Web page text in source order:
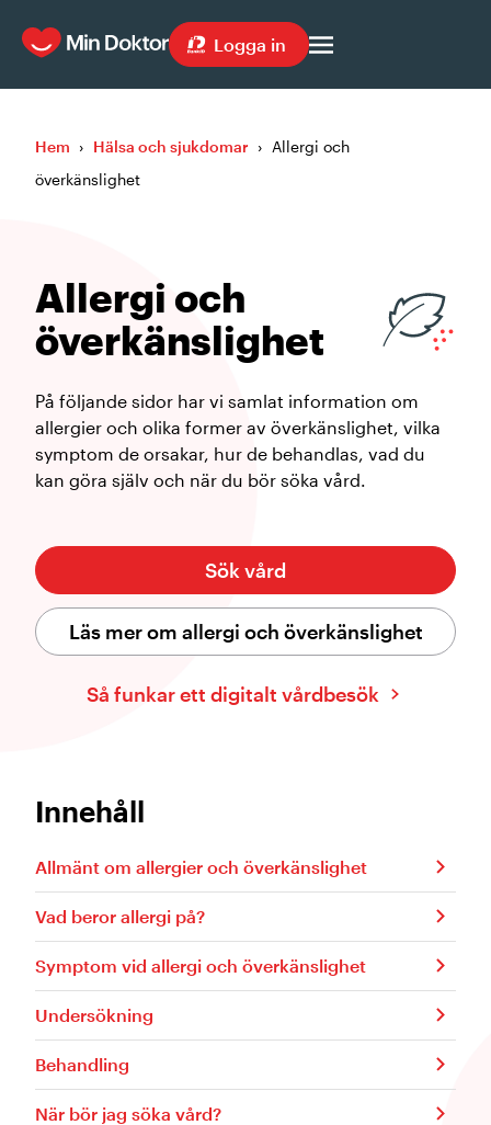
Logga in
Hem › Hälsa och sjukdomar › Allergi och
överkänslighet
Allergi och
överkänslighet
På följande sidor har vi samlat information om
allergier och olika former av överkänslighet, vilka
symptom de orsakar, hur de behandlas, vad du
kan göra själv och när du bör söka vård.
Läs mer om allergi och överkänslighet
Sök vård
Så funkar ett digitalt vårdbesök
Innehåll
Allmänt om allergier och överkänslighet
Vad beror allergi på?
Symptom vid allergi och överkänslighet
Undersökning
Behandling
När bör jag söka vård?